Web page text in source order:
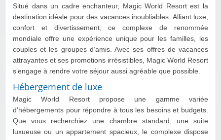
Situé dans un cadre enchanteur, Magic World Resort est la
destination idéale pour des vacances inoubliables. Alliant luxe,
confort et divertissement, ce complexe de renommée
mondiale offre une expérience unique pour les familles, les
couples et les groupes d’amis. Avec ses offres de vacances
attrayantes et ses promotions irrésistibles, Magic World Resort
s’engage à rendre votre séjour aussi agréable que possible.
Hébergement de luxe
Magic World Resort propose une gamme variée
d’hébergements pour répondre à tous les besoins et budgets.
Que vous recherchiez une chambre standard, une suite
luxueuse ou un appartement spacieux, le complexe dispose